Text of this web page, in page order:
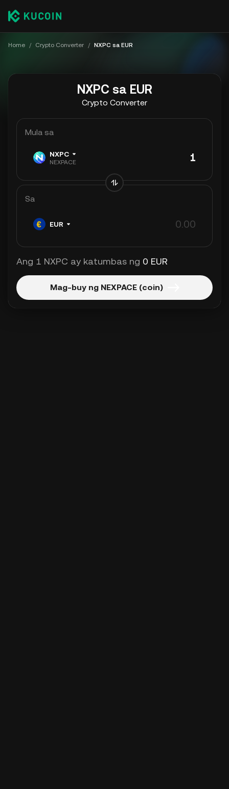
Home / Crypto Converter / NXPC sa EUR
NXPC sa EUR
Crypto Converter
Mula sa
NXPC
NEXPACE
Sa
EUR
Ang 1 NXPC ay katumbas ng 0 EUR
Mag-buy ng NEXPACE (coin)